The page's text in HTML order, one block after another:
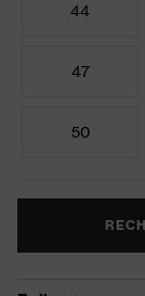
44
47
50